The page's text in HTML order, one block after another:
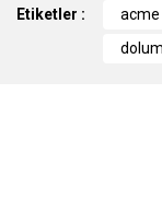
konularda yetersiz
Görüş ve
Ürün resmi
Ürün fiyatı
Etiketler :
acme